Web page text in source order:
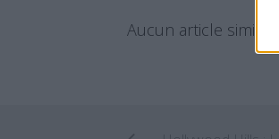
Aucun article similaire.